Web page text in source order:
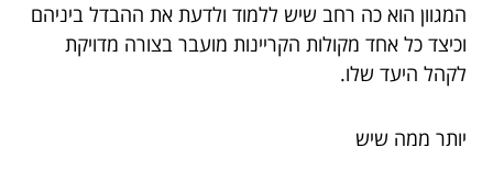
המגוון הוא כה רחב שיש ללמוד ולדעת את ההבדל ביניהם
וכיצד כל אחד מקולות הקריינות מועבר בצורה מדויקת
לקהל היעד שלו.
יותר ממה שיש